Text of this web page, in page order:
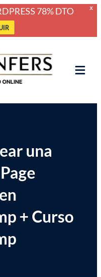
X
78% DTO
una
+ Curso